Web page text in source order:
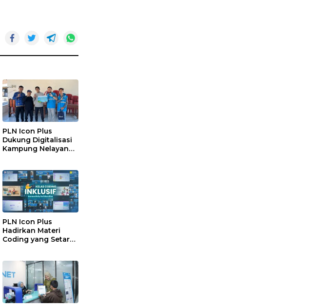
PLN Icon Plus
Dukung Digitalisasi
Kampung Nelayan
Nelayan Rajatama
PLN Icon Plus
Hadirkan Materi
Coding yang Setara